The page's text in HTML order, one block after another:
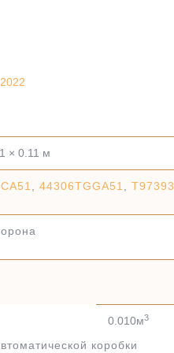
× 0.11 м
44306TGGA51 T97393
0.010м3
коробки